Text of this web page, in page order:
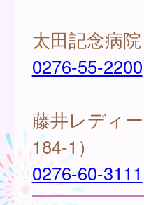
太田記念病
0276-55-2200
藤井レディ
184-1）
0276-60-3111